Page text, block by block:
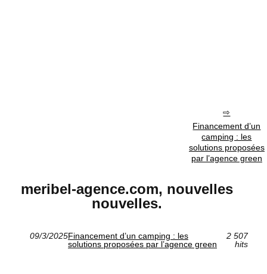
Financement d’un
camping : les
solutions proposées
par l’agence green
meribel-agence.com, nouvelles
nouvelles.
09/3/2025Financement d’un camping : les
solutions proposées par l’agence green
2 507
hits